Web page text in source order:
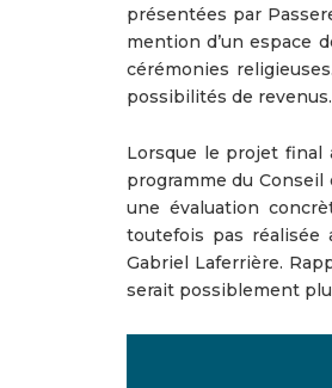
présentées par
mention d’un espace
cérémonies
possibilités de
Lorsque le projet final
programme du
une évaluation
toutefois pas réalisée
Gabriel Laferrière.
serait possiblement